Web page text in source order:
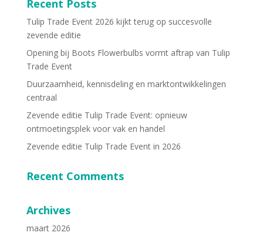
Recent Posts
Tulip Trade Event 2026 kijkt terug op succesvolle
zevende editie
Opening bij Boots Flowerbulbs vormt aftrap van Tulip
Trade Event
Duurzaamheid, kennisdeling en marktontwikkelingen
centraal
Zevende editie Tulip Trade Event: opnieuw
ontmoetingsplek voor vak en handel
Zevende editie Tulip Trade Event in 2026
Recent Comments
Archives
maart 2026